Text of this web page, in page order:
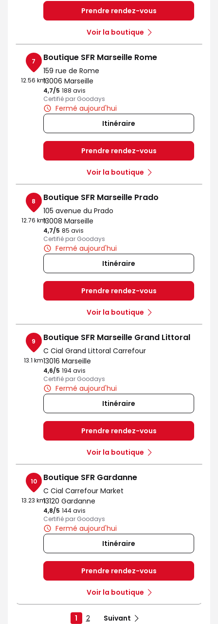
Prendre rendez-vous
Voir la boutique
7
12.56 km
Boutique SFR Marseille Rome
159 rue de Rome
13006 Marseille
4,7/5 Note de 4.7 sur 5
188 avis
Certifié par Goodays
Fermé aujourd'hui
Itinéraire
Prendre rendez-vous
Voir la boutique
8
12.76 km
Boutique SFR Marseille Prado
105 avenue du Prado
13008 Marseille
4,7/5 Note de 4.7 sur 5
85 avis
Certifié par Goodays
Fermé aujourd'hui
Itinéraire
Prendre rendez-vous
Voir la boutique
9
13.1 km
Boutique SFR Marseille Grand Littoral
C Cial Grand Littoral Carrefour
13016 Marseille
4,6/5 Note de 4.6 sur 5
194 avis
Certifié par Goodays
Fermé aujourd'hui
Itinéraire
Prendre rendez-vous
Voir la boutique
10
13.23 km
Boutique SFR Gardanne
C Cial Carrefour Market
13120 Gardanne
4,8/5 Note de 4.8 sur 5
144 avis
Certifié par Goodays
Fermé aujourd'hui
Itinéraire
Prendre rendez-vous
Voir la boutique
1 2 Suivant